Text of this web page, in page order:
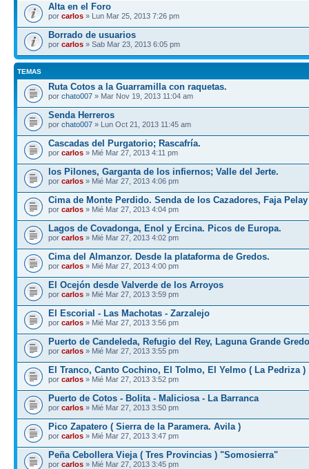
Alta en el Foro
por carlos » Lun Mar 25, 2013 7:26 pm
Borrado de usuarios
por carlos » Sab Mar 23, 2013 6:05 pm
TEMAS
Ruta Cotos a la Guarramilla con raquetas.
por chato007 » Mar Nov 19, 2013 11:04 am
Senda Herreros
por chato007 » Lun Oct 21, 2013 11:45 am
Cascadas del Purgatorio; Rascafría.
por carlos » Mié Mar 27, 2013 4:11 pm
los Pilones, Garganta de los infiernos; Valle del Jerte.
por carlos » Mié Mar 27, 2013 4:06 pm
Cima de Monte Perdido. Senda de los Cazadores, Faja Pelay
por carlos » Mié Mar 27, 2013 4:04 pm
Lagos de Covadonga, Enol y Ercina. Picos de Europa.
por carlos » Mié Mar 27, 2013 4:02 pm
Cima del Almanzor. Desde la plataforma de Gredos.
por carlos » Mié Mar 27, 2013 4:00 pm
El Ocejón desde Valverde de los Arroyos
por carlos » Mié Mar 27, 2013 3:59 pm
El Escorial - Las Machotas - Zarzalejo
por carlos » Mié Mar 27, 2013 3:56 pm
Puerto de Candeleda, Refugio del Rey, Laguna Grande
por carlos » Mié Mar 27, 2013 3:55 pm
El Tranco, Canto Cochino, El Tolmo, El Yelmo ( La Pedriza )
por carlos » Mié Mar 27, 2013 3:52 pm
Puerto de Cotos - Bolita - Maliciosa - La Barranca
por carlos » Mié Mar 27, 2013 3:50 pm
Pico Zapatero ( Sierra de la Paramera. Avila )
por carlos » Mié Mar 27, 2013 3:47 pm
Peña Cebollera Vieja ( Tres Provincias ) "Somosierra"
por carlos » Mié Mar 27, 2013 3:45 pm